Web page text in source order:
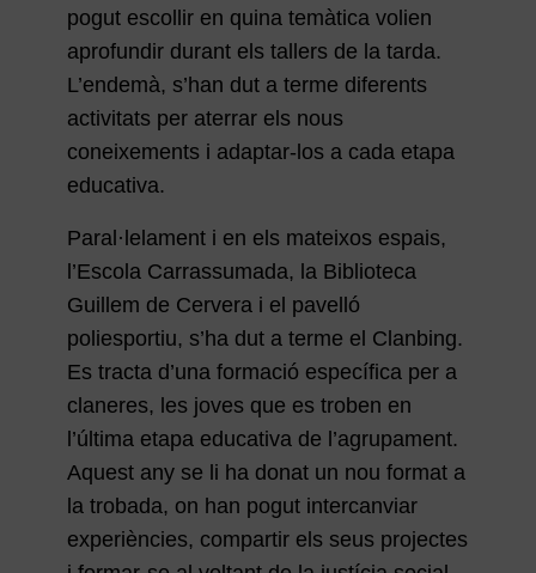
pogut escollir en quina temàtica volien
aprofundir durant els tallers de la tarda.
L’endemà, s’han dut a terme diferents
activitats per aterrar els nous
coneixements i adaptar-los a cada etapa
educativa.
Paral·lelament i en els mateixos espais,
l’Escola Carrassumada, la Biblioteca
Guillem de Cervera i el pavelló
poliesportiu, s’ha dut a terme el Clanbing.
Es tracta d’una formació específica per a
claneres, les joves que es troben en
l’última etapa educativa de l’agrupament.
Aquest any se li ha donat un nou format a
la trobada, on han pogut intercanviar
experiències, compartir els seus projectes